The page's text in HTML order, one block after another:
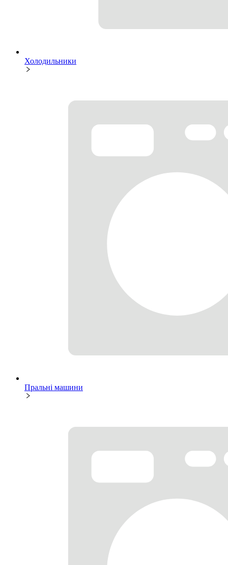
Холодильники
Пральні машини